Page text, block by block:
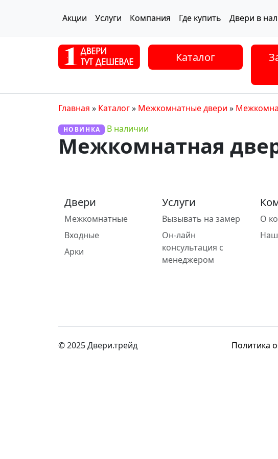
Акции Услуги Компания Где купить Двери в
Каталог
Главная » Каталог» Межкомнатные двери »
НОВИНКА В наличии
Межкомнатная
Двери
Межкомнатные
Входные
Арки
Услуги
Вызывать на замер
Он-лайн
консультация с
менеджером
О
© 2025 Двери.трейд Политика